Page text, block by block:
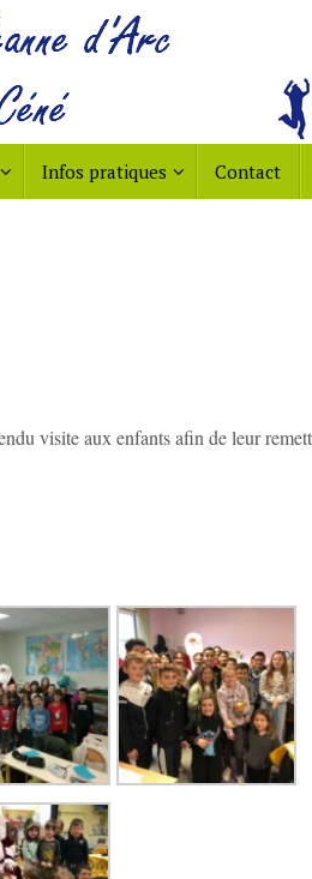
Infos pratiques Contact
visite aux enfants afin de leur